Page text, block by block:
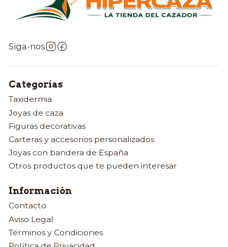
Siga-nos
Categorías
Taxidermia
Joyas de caza
Figuras decorativas
Carteras y accesorios personalizados
Joyas con bandera de España
Otros productos que te pueden interesar
Información
Contacto
Aviso Legal
Términos y Condiciones